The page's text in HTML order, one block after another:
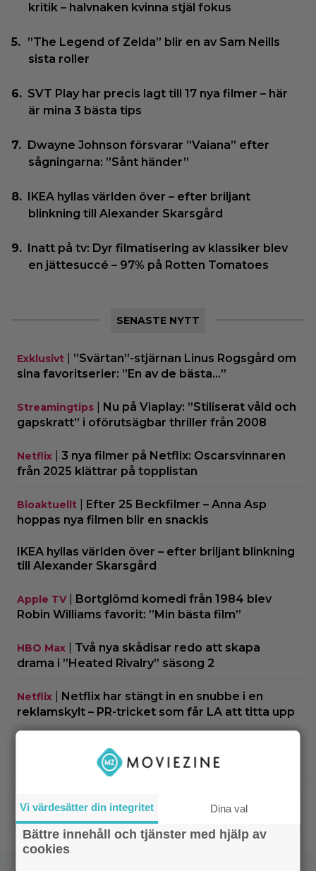
kritik – halvnaken kvinna stjäl fokus
”The Legend of Zelda” blir en av Sam Neills
sista roller
SVT Play har precis lagt till 17 nya filmer – här
är mina 3 bästa tips
Dwayne Johnson försvarar ”Vaiana” efter
sågningarna: ”Sånt händer”
IKEA hyllas världen över – efter briljant
blinkning till Alexander Skarsgård
Inatt på tv: Dyr filmatisering av klassiker blev
en jättesuccé – 97% på Rotten Tomatoes
SENASTE NYTT
Exklusivt
”Svärtan”-stjärnan Linus Rogsgård om
sina favoritserier: ”En av de bästa…”
Streamingtips
Nu på Viaplay: ”Stiliserat våld och
gapskratt” i oförutsägbar thriller från 2008
Netflix
3 nya filmer på Netflix: Oscarsvinnaren
från 2025 klättrar på topplistan
Bioaktuellt
Efter 25 Beckfilmer – Anna Asp
hoppas nya filmen blir en snackis
IKEA hyllas världen över – efter briljant blinkning
till Alexander Skarsgård
Apple TV|
Bortglömd komedi från 1984 blev
Robin Williams favorit: ”Min bästa film”
HBO Max
Två nya skådisar redo att skapa
drama i ”Heated Rivalry” säsong 2
Netflix
Netflix har stängt in en snubbe i en
reklamskylt – PR-tricket som får LA att titta upp
Hör Sveriges märkligaste skratt i
trailern till ”Bäst i världen”
kan bli Nolans mest inkomstbringande film
Vi värdesätter din integritet Dina val
Bättre innehåll och tjänster med hjälp av
cookies